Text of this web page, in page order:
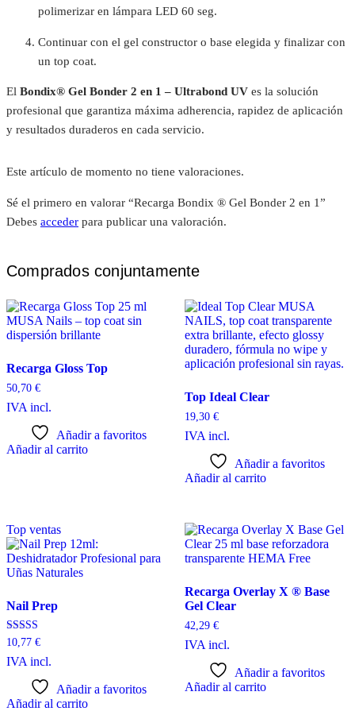
polimerizar en lámpara LED 60 seg.
Continuar con el gel constructor o base elegida y finalizar con
un top coat.
El Bondix® Gel Bonder 2 en 1 – Ultrabond UV es la solución
profesional que garantiza máxima adherencia, rapidez de aplicación
y resultados duraderos en cada servicio.
Este artículo de momento no tiene valoraciones.
Sé el primero en valorar “Recarga Bondix ® Gel Bonder 2 en 1”
Debes acceder para publicar una valoración.
Comprados conjuntamente
Recarga Gloss Top
50,70 €
IVA incl.
Añadir a favoritos
Añadir al carrito
Top Ideal Clear
19,30 €
IVA incl.
Añadir a favoritos
Añadir al carrito
Top ventas
Nail Prep
Valorado con
de 5
10,77 €
IVA incl.
Añadir a favoritos
Añadir al carrito
Recarga Overlay X ® Base
Gel Clear
42,29 €
IVA incl.
Añadir a favoritos
Añadir al carrito